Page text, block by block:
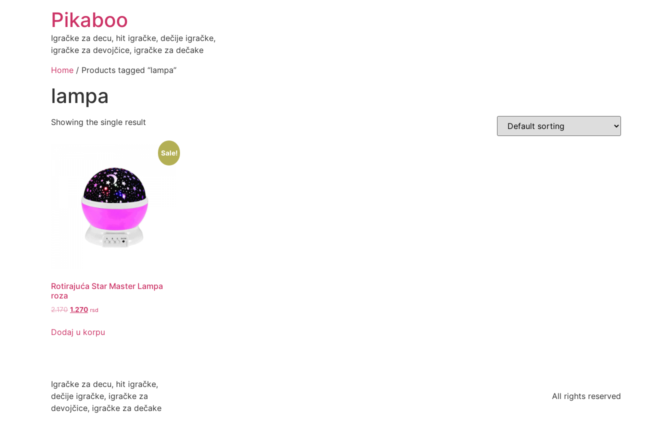
Pikaboo
Igračke za decu, hit igračke, dečije igračke,
igračke za devojčice, igračke za dečake
Home / Products tagged “lampa”
lampa
Showing the single result
Sale!
Rotirajuća Star Master Lampa
roza
2.170 Original
was:
2.170.
1.270Current
is:
1.270.
rsd
Dodaj u korpu
Igračke za decu, hit igračke,
dečije igračke, igračke za
devojčice, igračke za dečake
All rights reserved